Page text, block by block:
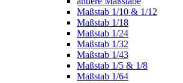
Maßstab 1/10 & 1/12
Maßstab 1/18
Maßstab 1/24
Maßstab 1/32
Maßstab 1/43
Maßstab 1/5 & 1/8
Maßstab 1/64